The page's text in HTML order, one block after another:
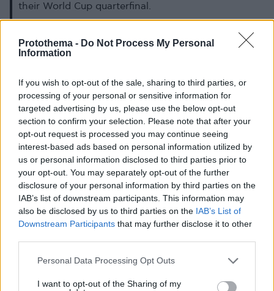
Protothema - Do Not Process My Personal
Information
If you wish to opt-out of the sale, sharing to third parties, or
processing of your personal or sensitive information for
targeted advertising by us, please use the below opt-out
section to confirm your selection. Please note that after your
opt-out request is processed you may continue seeing
interest-based ads based on personal information utilized by
us or personal information disclosed to third parties prior to
your opt-out. You may separately opt-out of the further
disclosure of your personal information by third parties on the
IAB’s list of downstream participants. This information may
also be disclosed by us to third parties on the IAB’s List of
Downstream Participants that may further disclose it to other
Please note that this website/app uses one or more Google
not limited to your visit or usage behaviour. You may click to
Personal Data Processing Opt Outs
I want to opt-out of the Sharing of my
their World Cup quarterfinal.
— Mario Nawfal (@MarioNawfal)July 7, 2026
Ακολουθήστε τοprotothema.gr στο Google News
και μάθετε πρώτοι όλες τις ειδήσεις
Δείτε όλες τις τελευταίεςΕιδήσειςαπό την Ελλάδα
και τον Κόσμο, τη στιγμή που συμβαίνουν, στο
Protothema.gr